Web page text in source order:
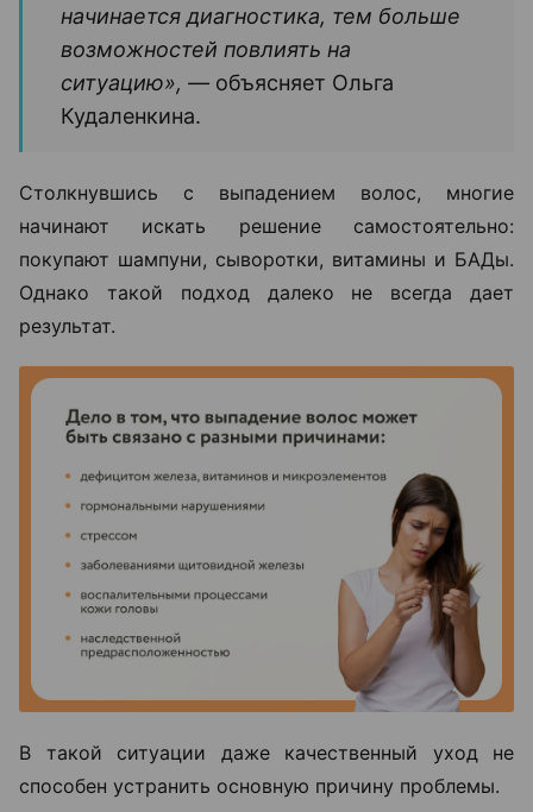
начинается диагностика, тем больше
возможностей повлиять на
ситуацию», — объясняет Ольга
Кудаленкина.
Столкнувшись с выпадением волос, многие
начинают искать решение самостоятельно:
покупают шампуни, сыворотки, витамины и БАДы.
Однако такой подход далеко не всегда дает
результат.
В такой ситуации даже качественный уход не
способен устранить основную причину проблемы.